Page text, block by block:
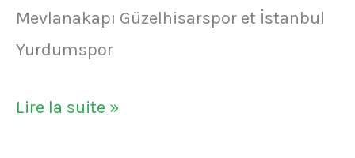
trois
morts.
le
Mevlanakapı Güzelhisarspor et İstanbul
Yurdumspor
VIDÉO
Lire la suite »